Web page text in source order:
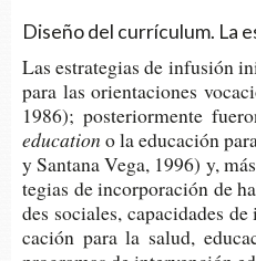
Diseño del currículum. La
Las estra­te­gias de infu­sión
para las orien­ta­cio­nes
1986); pos­te­rior­men­te
education o la edu­ca­ción
y San­ta­na Vega, 1996) y,
te­gias de incor­po­ra­ción de
des socia­les, capa­ci­da­des
ca­ción para la salud,